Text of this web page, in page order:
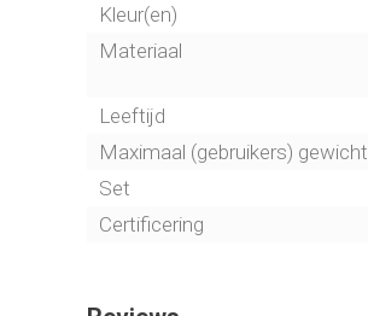
Kleur(en)
Materiaal
Leeftijd
Maximaal (gebruikers) gewicht
Set
Certificering